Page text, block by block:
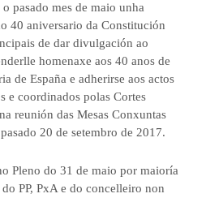
pasado mes de maio unha
40 aniversario da Constitución
de dar divulgación ao
homenaxe aos 40 anos de
de España e adherirse aos actos
e coordinados polas Cortes
reunión das Mesas Conxuntas
20 de setembro de 2017.
Pleno do 31 de maio por maioría
PP, PxA e do concelleiro non